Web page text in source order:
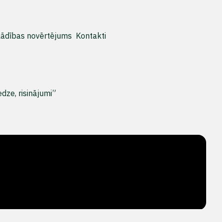
novērtējums Kontakti
risinājumi”